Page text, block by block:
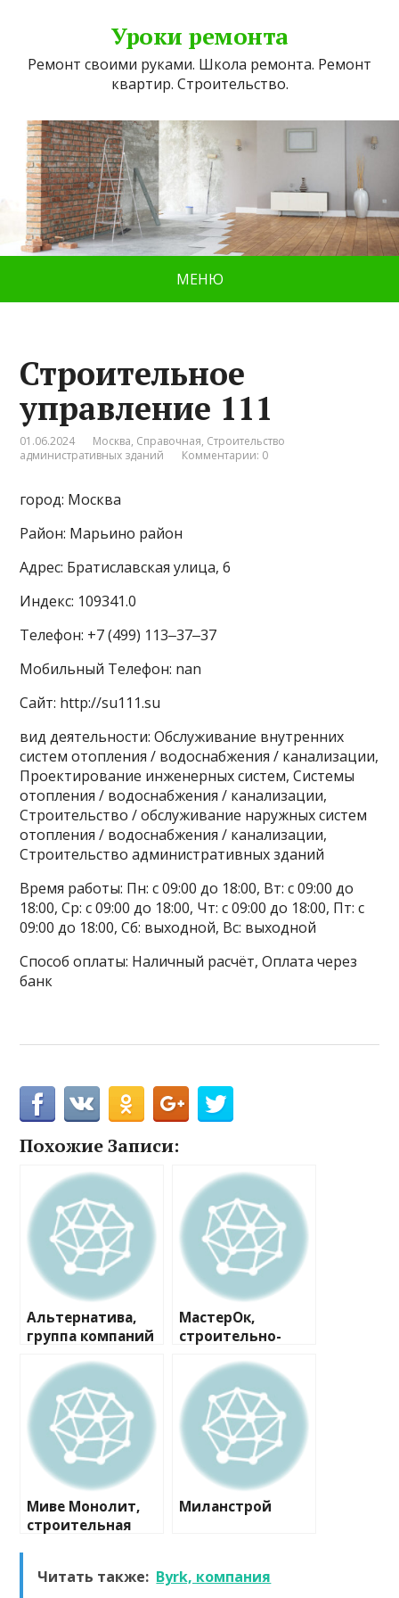
Уроки ремонта
Ремонт своими руками. Школа ремонта. Ремонт
квартир. Строительство.
МЕНЮ
Строительное
управление 111
01.06.2024 Москва, Справочная, Строительство
административных зданий
Комментарии: 0
город: Москва
Район: Марьино район
Адрес: Братиславская улица, 6
Индекс: 109341.0
Телефон: +7 (499) 113‒37‒37
Мобильный Телефон: nan
Сайт: http://su111.su
вид деятельности: Обслуживание внутренних
систем отопления / водоснабжения / канализации,
Проектирование инженерных систем, Системы
отопления / водоснабжения / канализации,
Строительство / обслуживание наружных систем
отопления / водоснабжения / канализации,
Строительство административных зданий
Время работы: Пн: с 09:00 до 18:00, Вт: с 09:00 до
18:00, Ср: с 09:00 до 18:00, Чт: с 09:00 до 18:00, Пт: с
09:00 до 18:00, Сб: выходной, Вс: выходной
Способ оплаты: Наличный расчёт, Оплата через
банк
Похожие Записи:
Альтернатива,
группа компаний
МастерОк,
строительно-
компания
Миве Монолит,
строительная
Миланстрой
Читать также: Byrk, компания